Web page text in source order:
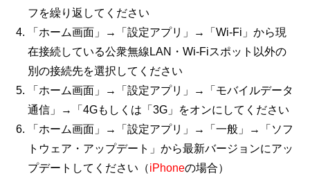
フを繰り返してください
「ホーム画面」→「設定アプリ」→「Wi-Fi」から現
在接続している公衆無線LAN・Wi-Fiスポット以外の
別の接続先を選択してください
「ホーム画面」→「設定アプリ」→「モバイルデータ
通信」→「4Gもしくは「3G」をオンにしてください
「ホーム画面」→「設定アプリ」→「一般」→「ソフ
トウェア・アップデート」から最新バージョンにアッ
プデートしてください（iPhoneの場合）